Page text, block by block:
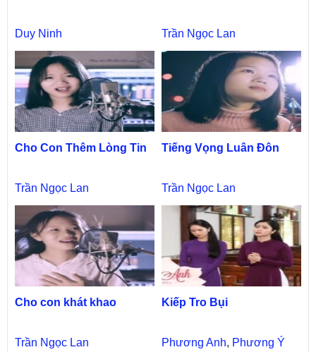
Duy Ninh Trần Ngọc Lan
Cho Con Thêm Lòng Tin
Trần Ngọc Lan
Tiếng Vọng Luân Đôn
Trần Ngọc Lan
Cho con khát khao
Trần Ngọc Lan
Kiếp Tro Bụi
Phương Anh, Phương Ý